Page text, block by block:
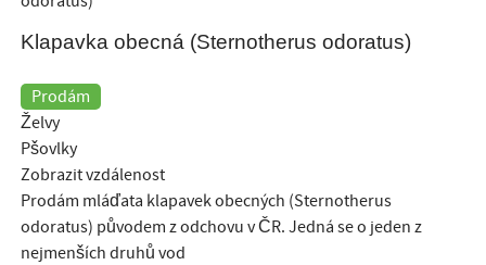
Klapavka obecná (Sternotherus odoratus)
Prodám
Želvy
Pšovlky
Zobrazit vzdálenost
Prodám mláďata klapavek obecných (Sternotherus
odoratus) původem z odchovu v ČR. Jedná se o jeden z
nejmenších druhů vod